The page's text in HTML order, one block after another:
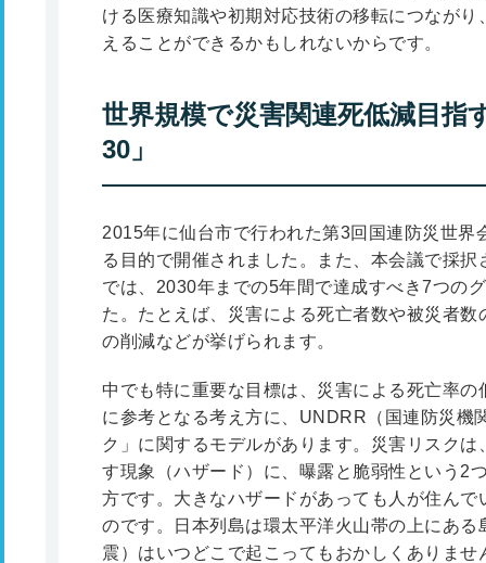
ける医療知識や初期対応技術の移転につなが
えることができるかもしれないからです。
世界規模で災害関連死低減目指
30」
2015年に仙台市で行われた第3回国連防災世界
る目的で開催されました。また、本会議で採
では、2030年までの5年間で達成すべき7つの
た。たとえば、災害による死亡者数や被災者
の削減などが挙げられます。
中でも特に重要な目標は、災害による死亡率
に参考となる考え方に、UNDRR（国連防災機
ク」に関するモデルがあります。災害リスク
す現象（ハザード）に、曝露と脆弱性という2
方です。大きなハザードがあっても人が住ん
のです。日本列島は環太平洋火山帯の上にあ
震）はいつどこで起こってもおかしくありま